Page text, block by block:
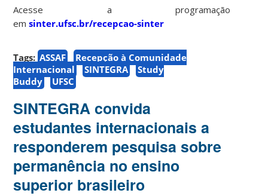
Acesse a programação
emsinter.ufsc.br/recepcao-sinter
Tags: ASSAF
Recepção à Comunidade
Internacional
SINTEGRA
Study
Buddy
UFSC
SINTEGRA convida
estudantes internacionais a
responderem pesquisa sobre
permanência no ensino
superior brasileiro